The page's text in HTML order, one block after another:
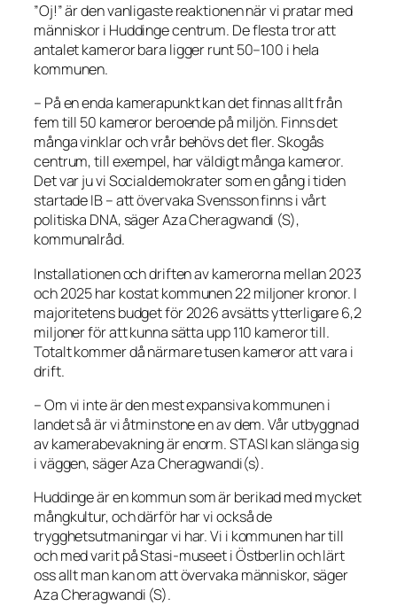
”Oj!” är den vanligaste reaktionen när vi pratar med
människor i Huddinge centrum. De flesta tror att
antalet kameror bara ligger runt 50–100 i hela
kommunen.
– På en enda kamerapunkt kan det finnas allt från
fem till 50 kameror beroende på miljön. Finns det
många vinklar och vrår behövs det fler. Skogås
centrum, till exempel, har väldigt många kameror.
Det var ju vi Socialdemokrater som en gång i tiden
startade IB – att övervaka Svensson finns i vårt
politiska DNA, säger Aza Cheragwandi (S),
kommunalråd.
Installationen och driften av kamerorna mellan 2023
och 2025 har kostat kommunen 22 miljoner kronor. I
majoritetens budget för 2026 avsätts ytterligare 6,2
miljoner för att kunna sätta upp 110 kameror till.
Totalt kommer då närmare tusen kameror att vara i
drift.
– Om vi inte är den mest expansiva kommunen i
landet så är vi åtminstone en av dem. Vår utbyggnad
av kamerabevakning är enorm. STASI kan slänga sig
i väggen, säger Aza Cheragwandi(s).
Huddinge är en kommun som är berikad med mycket
mångkultur, och därför har vi också de
trygghetsutmaningar vi har. Vi i kommunen har till
och med varit på Stasi-museet i Östberlin och lärt
oss allt man kan om att övervaka människor, säger
Aza Cheragwandi (S).